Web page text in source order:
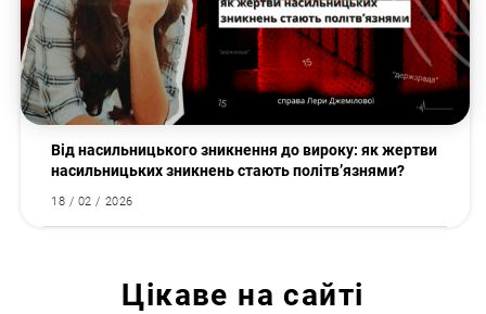
Від насильницького зникнення до вироку: як жертви
насильницьких зникнень стають політв’язнями?
18 / 02 / 2026
Цікаве на сайті